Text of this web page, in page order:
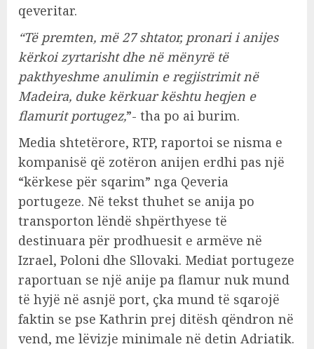
qeveritar.
“Të premten, më 27 shtator, pronari i anijes
kërkoi zyrtarisht dhe në mënyrë të
pakthyeshme anulimin e regjistrimit në
Madeira, duke kërkuar kështu heqjen e
flamurit portugez,”- tha po ai burim.
Media shtetërore, RTP, raportoi se nisma e
kompanisë që zotëron anijen erdhi pas një
“kërkese për sqarim” nga Qeveria
portugeze. Në tekst thuhet se anija po
transporton lëndë shpërthyese të
destinuara për prodhuesit e armëve në
Izrael, Poloni dhe Sllovaki. Mediat portugeze
raportuan se një anije pa flamur nuk mund
të hyjë në asnjë port, çka mund të sqarojë
faktin se pse Kathrin prej ditësh qëndron në
vend, me lëvizje minimale në detin Adriatik.